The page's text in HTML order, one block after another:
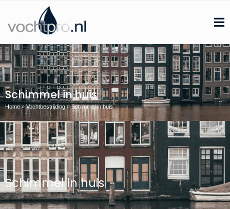
Schimmel in huis
Home»Vochtbestrijding»Schimmel in huis
Schimmel in huis